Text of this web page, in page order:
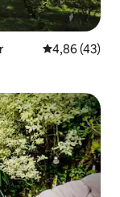
Prosječna
4,86 (43)
gosti”